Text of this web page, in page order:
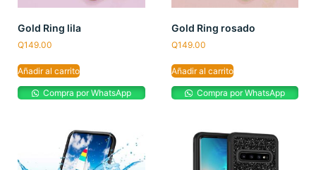
Gold Ring lila
Q149.00
Añadir al carrito
Compra por WhatsApp
Gold Ring rosado
Q149.00
Añadir al carrito
Compra por WhatsApp